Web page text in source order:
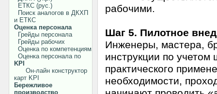
ЕТКС (рус.)
Поиск аналогов в ДКХП
и ЕТКС
Оценка персонала
Грейды персонала
Грейды рабочих
Оценка по компетенциям
Оценка персонала по
KPI
Он-лайн конструктор
карт KPI
Бережливое
производство
рабочими.
Шаг 5. Пилотное
Инженеры, мастера,
инструкции по
практического
необходимости,